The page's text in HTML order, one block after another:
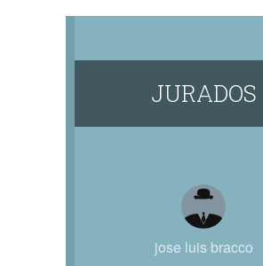
JURADOS
jose luis bracco